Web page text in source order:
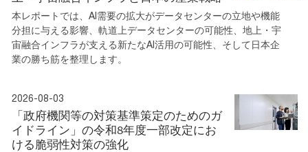
本レポートでは、AI需要の拡大がデータセンターの立地や機能
分担に与える影響、軌道上データセンターの可能性、地上・宇
宙融合インフラが支える新たなAI活用の可能性、そして日本企
業の勝ち筋を整理します。
2026-08-03
「政府機関等の対策基準策定のためのガ
イドライン」の令和8年度一部改定にお
ける脆弱性対策の強化